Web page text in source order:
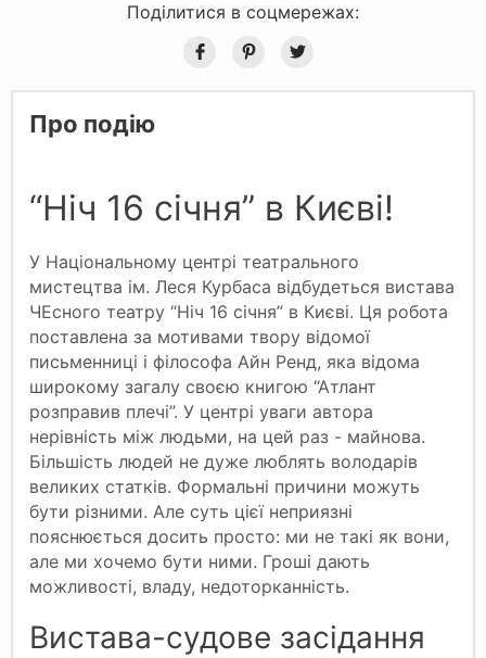
Поділитися в соцмережах:
Про подію
“Ніч 16 січня” в Києві!
У Національному центрі театрального
мистецтва ім. Леся Курбаса відбудеться вистава
ЧЕсного театру “Ніч 16 січня” в Києві. Ця робота
поставлена за мотивами твору відомої
письменниці і філософа Айн Ренд, яка відома
широкому загалу своєю книгою “Атлант
розправив плечі”. У центрі уваги автора
нерівність між людьми, на цей раз - майнова.
Більшість людей не дуже люблять володарів
великих статків. Формальні причини можуть
бути різними. Але суть цієї неприязні
пояснюється досить просто: ми не такі як вони,
але ми хочемо бути ними. Гроші дають
можливості, владу, недоторканність.
Вистава-судове засідання